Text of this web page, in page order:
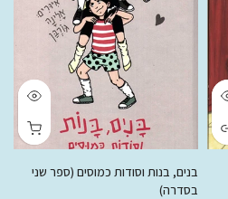
בנים, בנות וסודות כמוסים (ספר שני
בסדרה)